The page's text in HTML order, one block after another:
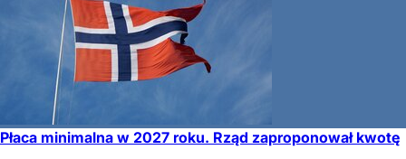
Płaca minimalna w 2027 roku. Rząd zaproponował kwotę